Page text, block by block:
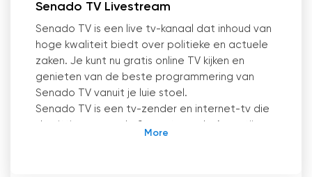
Senado TV Livestream
Senado TV is een live tv-kanaal dat inhoud van
hoge kwaliteit biedt over politieke en actuele
zaken. Je kunt nu gratis online TV kijken en
genieten van de beste programmering van
Senado TV vanuit je luie stoel.
Senado TV is een tv-zender en internet-tv die